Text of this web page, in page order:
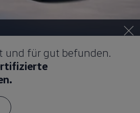
und für gut befunden.